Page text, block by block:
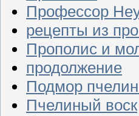
Профессор
рецепты из
Прополис и
продолжение
Подмор
Пчелиный воск